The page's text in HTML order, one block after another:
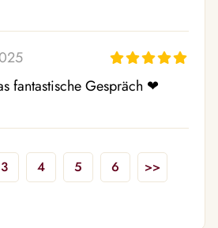
fantastische Gespräch ❤
3 4 5 6 >>